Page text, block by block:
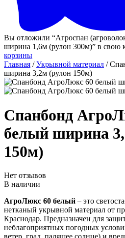
Вы отложили “Агроспан
ширина 1,6м (рулон 300м)” в свою
корзины
Главная /Укрывной материал /
ширина 3,2м (рулон 150м)
Спанбонд
белый ширина
150м)
Нет отзывов
В наличии
АгроЛюкс 60 белый – это
нетканый укрывной материал от
Краснодар. Предназначен для
неблагоприятных погодных
ветер, град, палящее солнце) и